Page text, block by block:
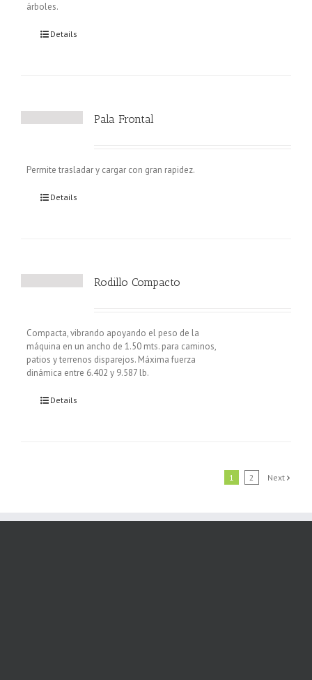
árboles.
Details
Pala Frontal
Permite trasladar y cargar con gran rapidez.
Details
Rodillo Compacto
Compacta, vibrando apoyando el peso de la
máquina en un ancho de 1.50 mts. para caminos,
patios y terrenos disparejos. Máxima fuerza
dinámica entre 6.402 y 9.587 lb.
Details
1 2 Next